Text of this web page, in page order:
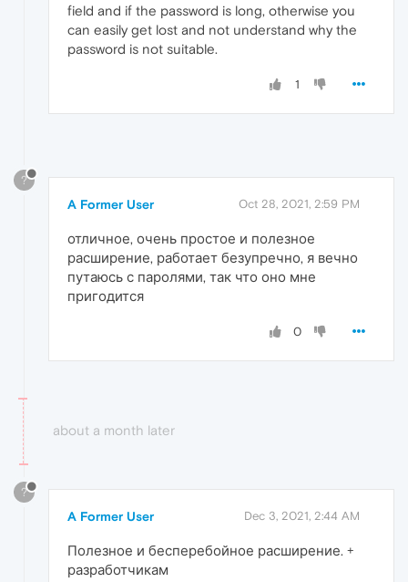
field and if the password is long, otherwise you
can easily get lost and not understand why the
password is not suitable.
1
?
A Former User Oct 28, 2021, 2:59 PM
отличное, очень простое и полезное
расширение, работает безупречно, я вечно
путаюсь с паролями, так что оно мне
пригодится
0
about a month later
?
A Former User Dec 3, 2021, 2:44 AM
Полезное и бесперебойное расширение. +
разработчикам